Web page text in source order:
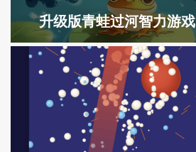
升级版青蛙过河智力游戏